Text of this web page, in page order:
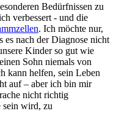
Bedürfnissen zu
verbessert - und die
. Ich möchte nur,
es nach der Diagnose nicht
Kinder so gut wie
Sohn niemals von
kann helfen, sein Leben
auf – aber ich bin mir
nicht richtig
sein wird, zu